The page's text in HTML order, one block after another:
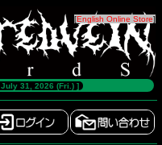
[English Online Store]
31, 2026 (Fri.) ]